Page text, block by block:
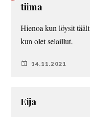
tiima
Hienoa kun löysit
kun olet selaillut.
14.11.2021
Eija